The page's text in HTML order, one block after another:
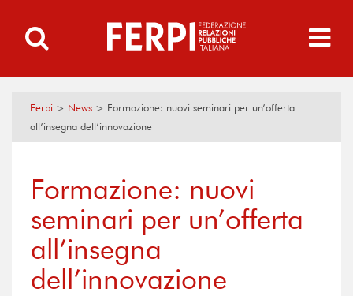
Ferpi > News > Formazione: nuovi seminari per un’offerta
all’insegna dell’innovazione
Formazione: nuovi
seminari per un’offerta
all’insegna
dell’innovazione